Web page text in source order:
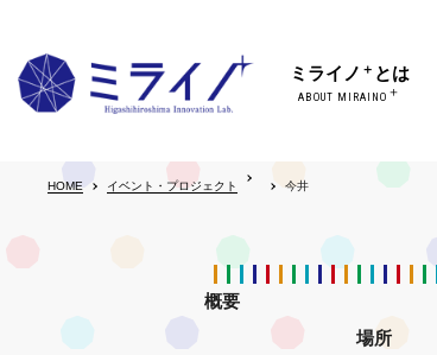
ミライノ ＋ とは
ABOUT MIRAINO ＋
HOME イベント・プロジェクト 今井
概要
場所